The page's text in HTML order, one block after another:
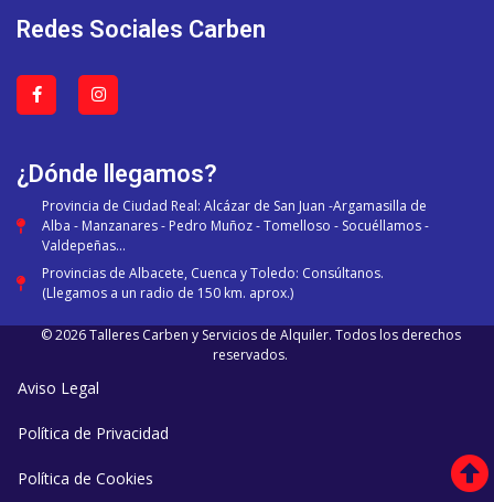
Redes Sociales Carben
¿Dónde llegamos?
Provincia de Ciudad Real: Alcázar de San Juan -Argamasilla de
Alba - Manzanares - Pedro Muñoz - Tomelloso - Socuéllamos -
Valdepeñas...
Provincias de Albacete, Cuenca y Toledo: Consúltanos.
(Llegamos a un radio de 150 km. aprox.)
© 2026 Talleres Carben y Servicios de Alquiler. Todos los derechos
reservados.
Aviso Legal
Política de Privacidad
Política de Cookies